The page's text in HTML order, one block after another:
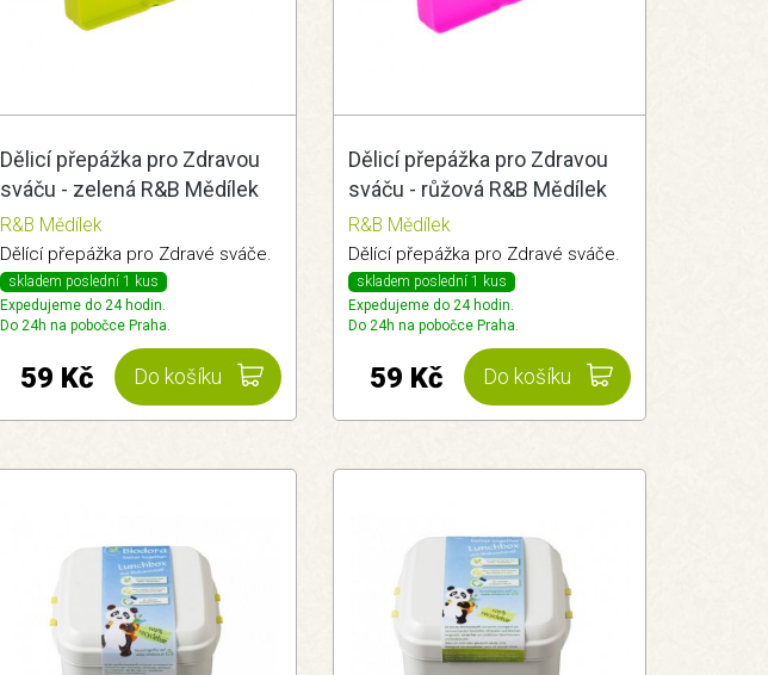
Dělicí přepážka pro Zdravou
sváču - zelená R&B Mědílek
R&B Mědílek
Dělící přepážka pro Zdravé sváče.
skladem poslední 1 kus
Expedujeme do 24 hodin.
Do 24h na pobočce Praha.
Do košíku
59 Kč
Dělicí přepážka pro Zdravou
sváču - růžová R&B Mědílek
R&B Mědílek
Dělící přepážka pro Zdravé sváče.
skladem poslední 1 kus
Expedujeme do 24 hodin.
Do 24h na pobočce Praha.
Do košíku
59 Kč